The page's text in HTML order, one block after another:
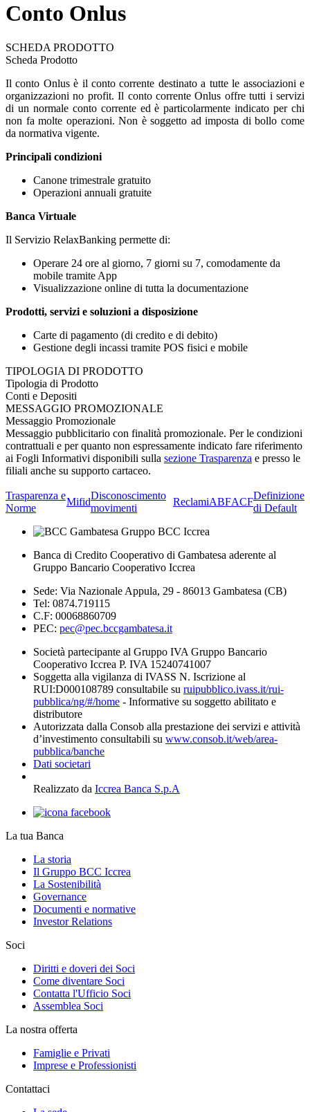
Conto Onlus
SCHEDA PRODOTTO
Scheda Prodotto
Il conto Onlus è il conto corrente destinato a tutte le associazioni e
organizzazioni no profit. Il conto corrente Onlus offre tutti i servizi
di un normale conto corrente ed è particolarmente indicato per chi
non fa molte operazioni. Non è soggetto ad imposta di bollo come
da normativa vigente.
Principali condizioni
Canone trimestrale gratuito
Operazioni annuali gratuite
Banca Virtuale
Il Servizio RelaxBanking permette di:
Operare 24 ore al giorno, 7 giorni su 7, comodamente da
mobile tramite App
Visualizzazione online di tutta la documentazione
Prodotti, servizi e soluzioni a disposizione
Carte di pagamento (di credito e di debito)
Gestione degli incassi tramite POS fisici e mobile
TIPOLOGIA DI PRODOTTO
Tipologia di Prodotto
Conti e Depositi
MESSAGGIO PROMOZIONALE
Messaggio Promozionale
Messaggio pubblicitario con finalità promozionale. Per le condizioni
contrattuali e per quanto non espressamente indicato fare riferimento
ai Fogli Informativi disponibili sulla sezione Trasparenza e presso le
filiali anche su supporto cartaceo.
Trasparenza e
Norme
Mifid
Disconoscimento
movimenti
ReclamiABFACF
Definizione
di Default
Banca di Credito Cooperativo di Gambatesa aderente al
Gruppo Bancario Cooperativo Iccrea
Sede: Via Nazionale Appula, 29 - 86013 Gambatesa (CB)
Tel: 0874.719115
C.F: 00068860709
PEC: pec@pec.bccgambatesa.it
Società partecipante al Gruppo IVA Gruppo Bancario
Cooperativo Iccrea P. IVA 15240741007
Soggetta alla vigilanza di IVASS N. Iscrizione al
RUI:D000108789 consultabile su ruipubblico.ivass.it/rui-
pubblica/ng/#/home - Informative su soggetto abilitato e
distributore
Autorizzata dalla Consob alla prestazione dei servizi e attività
d’investimento consultabili su www.consob.it/web/area-
pubblica/banche
Dati societari
Realizzato da Iccrea Banca S.p.A
La tua Banca
La storia
Il Gruppo BCC Iccrea
La Sostenibilità
Governance
Documenti e normative
Investor Relations
Soci
Diritti e doveri dei Soci
Come diventare Soci
Contatta l'Ufficio Soci
Assemblea Soci
La nostra offerta
Famiglie e Privati
Imprese e Professionisti
Contattaci